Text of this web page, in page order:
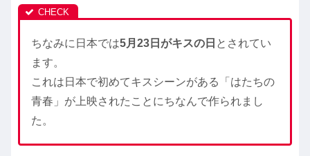
ちなみに日本では5月23日がキスの日 とされてい
ます。
これは日本で初めてキスシーンがある「はたちの
青春」が上映されたことにちなんで作られまし
た。